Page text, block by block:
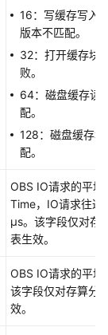
16：写缓存写入
版本不匹配。
32：打开缓存块
败。
64：磁盘缓存读
配。
128：磁盘缓存
配。
OBS IO请求的平
Time，IO请求往返
μs。该字段仅对存
表生效。
OBS IO请求的平
该字段仅对存算分
效。